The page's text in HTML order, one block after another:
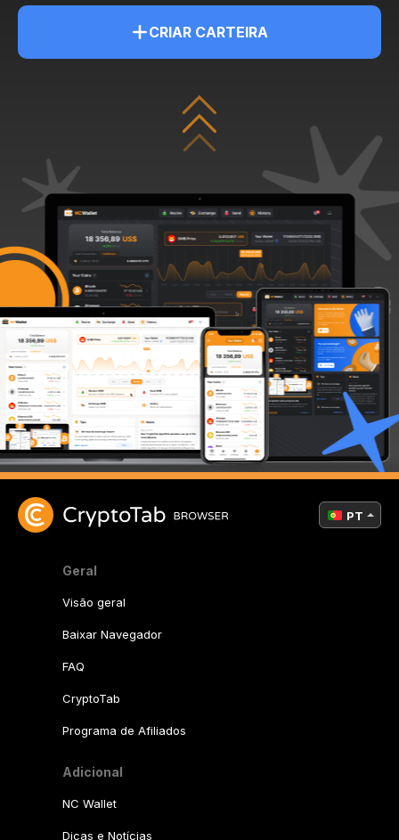
CRIAR CARTEIRA
Geral
Visão geral
Baixar Navegador
FAQ
CryptoTab
Programa de Afiliados
Adicional
NC Wallet
Dicas e Notícias
PT